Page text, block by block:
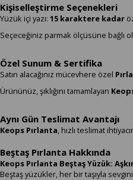
Kişiselleştirme Seçenekleri
Yüzük içi yazı: 15 karaktere kadar
Seçeceğiniz parmak ölçüsüne bağlı
Özel Sunum & Sertifika
Satın alacağınız mücevhere özel
Ürününüz, şıklığını tamamlayan
Aynı Gün Teslimat Avantajı
Keops Pırlanta, hızlı teslimat
Beştaş Pırlanta Hakkında
Keops Pırlanta Beştaş Yüzük:
Beştaş yüzükler, her bir taşıyla